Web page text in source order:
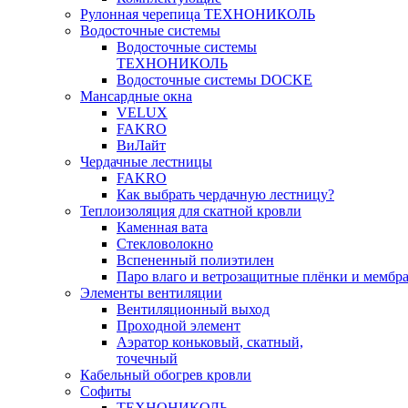
Рулонная черепица ТЕХНОНИКОЛЬ
Водосточные системы
Водосточные системы
ТЕХНОНИКОЛЬ
Водосточные системы DOCKE
Мансардные окна
VELUX
FAKRO
ВиЛайт
Чердачные лестницы
FAKRO
Как выбрать чердачную лестницу?
Теплоизоляция для скатной кровли
Каменная вата
Стекловолокно
Вспененный полиэтилен
Паро влаго и ветрозащитные плёнки и
Элементы вентиляции
Вентиляционный выход
Проходной элемент
Аэратор коньковый, скатный,
точечный
Кабельный обогрев кровли
Софиты